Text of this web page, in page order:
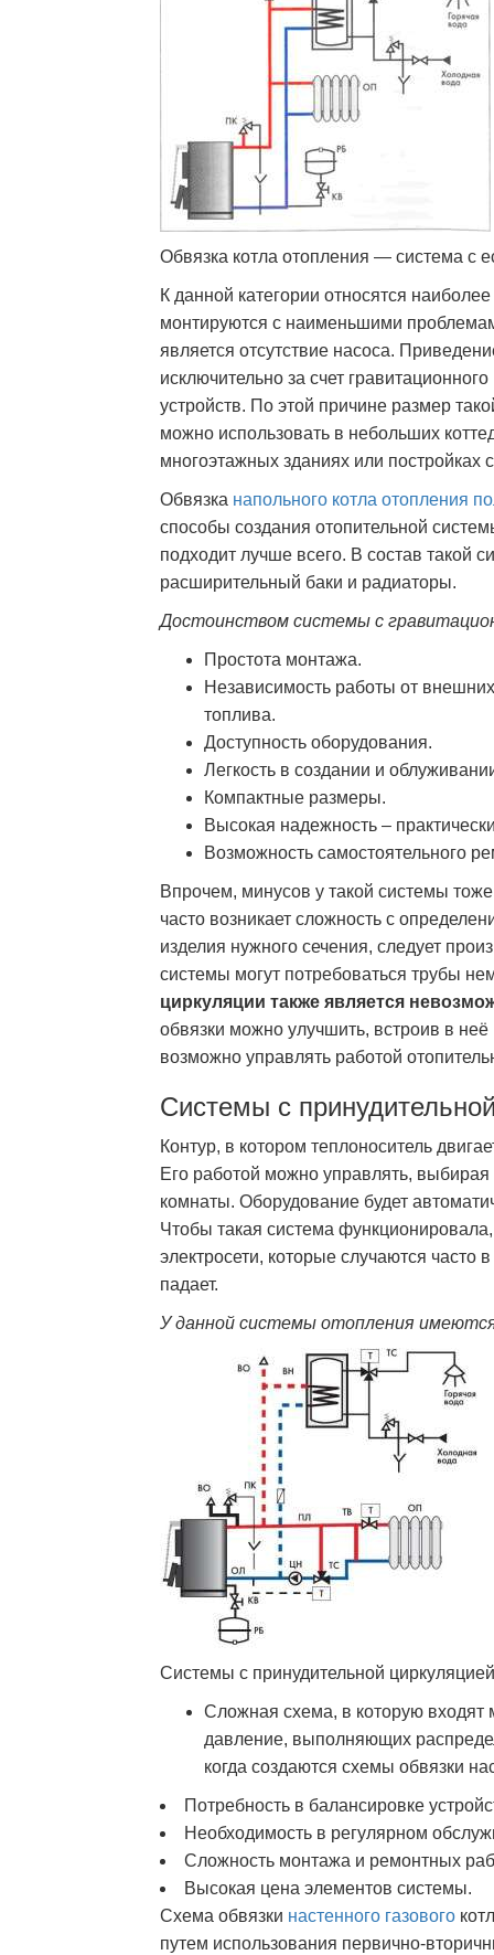
Обвязка котла отопления — система с
К данной категории относятся
монтируются с наименьшими
является отсутствие насоса.
исключительно за счет
устройств. По этой причине размер
можно использовать в небольших
многоэтажных зданиях или
Обвязка напольного котла отопления
способы создания отопительной
подходит лучше всего. В состав такой
расширительный баки и радиаторы.
Достоинством системы с
Простота монтажа.
Независимость работы от внешних
топлива.
Доступность оборудования.
Легкость в создании и
Компактные размеры.
Высокая надежность –
Возможность самостоятельного
Впрочем, минусов у такой системы
часто возникает сложность с
изделия нужного сечения, следует
системы могут потребоваться трубы
циркуляции также является
обвязки можно улучшить, встроив в
возможно управлять работой
Системы с
Контур, в котором теплоноситель
Его работой можно управлять,
комнаты. Оборудование будет
Чтобы такая система
электросети, которые случаются часто в
падает.
У данной системы отопления
Системы с принудительной циркуляцией
Сложная схема, в которую входят
давление, выполняющих
когда создаются схемы обвязки
Потребность в балансировке
Необходимость в регулярном
Сложность монтажа и ремонтных
Высокая цена элементов системы.
Схема обвязки настенного газового
путем использования первично-